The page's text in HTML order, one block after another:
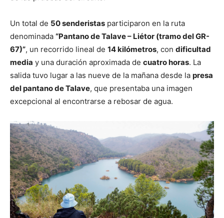
Un total de 50 senderistas participaron en la ruta
denominada “Pantano de Talave – Liétor (tramo del GR-
67)”, un recorrido lineal de 14 kilómetros, con dificultad
media y una duración aproximada de cuatro horas. La
salida tuvo lugar a las nueve de la mañana desde la presa
del pantano de Talave, que presentaba una imagen
excepcional al encontrarse a rebosar de agua.